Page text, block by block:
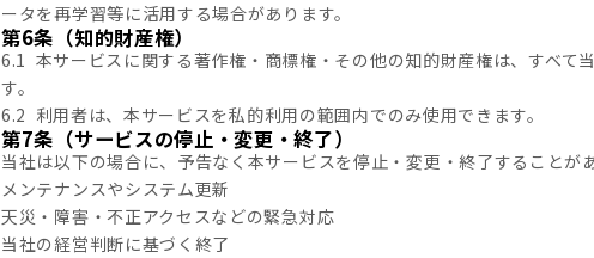
ータを再学習等に活用する場合があります。
第6条（知的財産権）
6.1 本サービスに関する著作権・商標権・その他の知的財産権は、すべて
す。
6.2 利用者は、本サービスを私的利用の範囲内でのみ使用できます。
第7条（サービスの停止・変更・終了）
当社は以下の場合に、予告なく本サービスを停止・変更・終了することが
メンテナンスやシステム更新
天災・障害・不正アクセスなどの緊急対応
当社の経営判断に基づく終了